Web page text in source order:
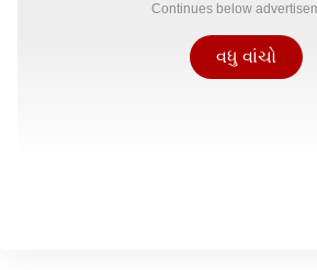
Continues below
વધુ વાંચો